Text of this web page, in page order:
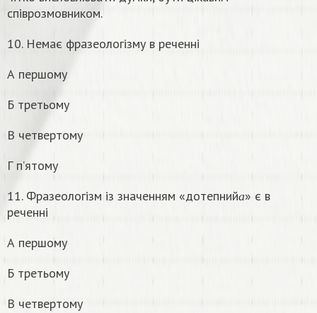
співрозмовником.
10. Немає фразеологізму в реченні
А першому
Б третьому
В четвертому
Г п’ятому
11. Фразеологізм із значенням «дотепний а » є в
реченні
А першому
Б третьому
В четвертому